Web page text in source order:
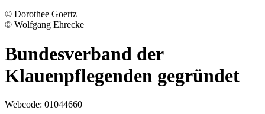
© Dorothee Goertz
© Wolfgang Ehrecke
Bundesverband der
Klauenpflegenden gegründet
Webcode: 01044660